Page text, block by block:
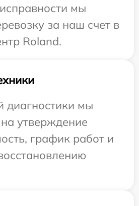
мы
за наш счет в
Roland.
диагностики мы
утверждение
график работ и